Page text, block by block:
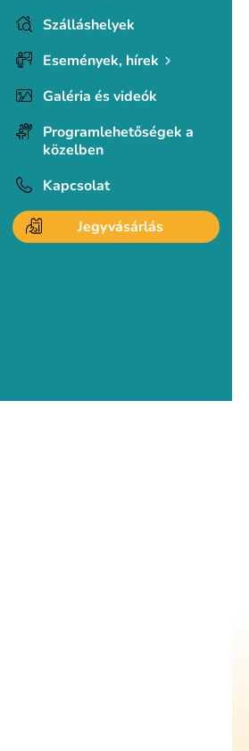
Szálláshelyek
Események, hírek
Galéria és videók
Programlehetőségek a
közelben
Kapcsolat
Jegyvásárlás